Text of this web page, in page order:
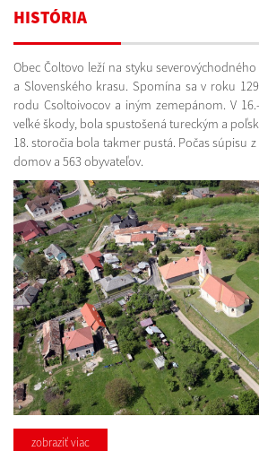
HISTÓRIA
Obec Čoltovo leží na styku
a Slovenského krasu. Spomína sa v roku
rodu Csoltoivocov a iným zemepánom. V
veľké škody, bola spustošená tureckým a
18. storočia bola takmer pustá. Počas súpisu
domov a 563 obyvateľov.
zobraziť viac